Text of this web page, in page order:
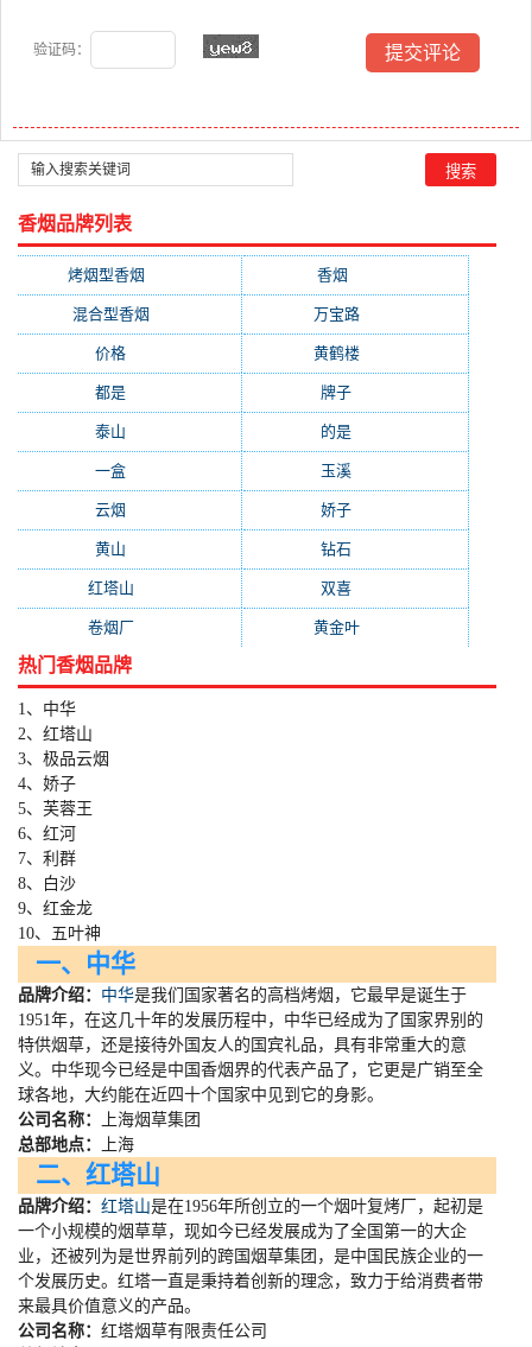
验证码：
香烟品牌列表
烤烟型香烟 香烟
混合型香烟 万宝路(331)
价格 黄鹤楼(315)
都是 牌子
泰山 的是
一盒 玉溪
云烟 娇子
黄山 钻石
红塔山 双喜
卷烟厂(154) 黄金叶(151)
热门香烟品牌
1、中华
2、红塔山
3、极品云烟
4、娇子
5、芙蓉王
6、红河
7、利群
8、白沙
9、红金龙
10、五叶神
一、中华
品牌介绍： 中华是我们国家著名的高档烤烟，它最早是诞生于
1951年，在这几十年的发展历程中，中华已经成为了国家界别的
特供烟草，还是接待外国友人的国宾礼品，具有非常重大的意
义。中华现今已经是中国香烟界的代表产品了，它更是广销至全
球各地，大约能在近四十个国家中见到它的身影。
公司名称：
上海烟草集团
总部地点：
上海
二、红塔山
品牌介绍： 红塔山是在1956年所创立的一个烟叶复烤厂，起初是
一个小规模的烟草草，现如今已经发展成为了全国第一的大企
业，还被列为是世界前列的跨国烟草集团，是中国民族企业的一
个发展历史。红塔一直是秉持着创新的理念，致力于给消费者带
来最具价值意义的产品。
公司名称： 红塔烟草有限责任公司